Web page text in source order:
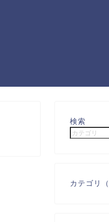
検索
カテゴリ